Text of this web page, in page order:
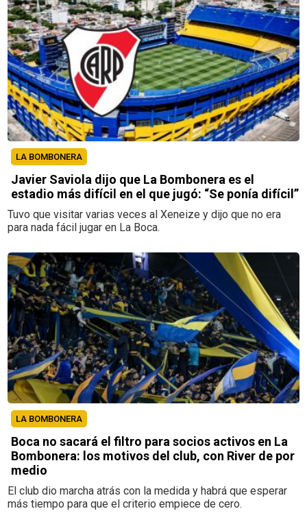
LA BOMBONERA
Javier Saviola dijo que La Bombonera es el
estadio más difícil en el que jugó: “Se ponía difícil”
Tuvo que visitar varias veces al Xeneize y dijo que no era
para nada fácil jugar en La Boca.
LA BOMBONERA
Boca no sacará el filtro para socios activos en La
Bombonera: los motivos del club, con River de por
medio
El club dio marcha atrás con la medida y habrá que esperar
más tiempo para que el criterio empiece de cero.